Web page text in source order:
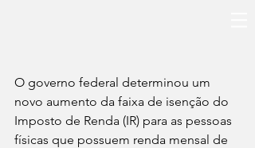
O governo federal determinou um
novo aumento da faixa de isenção do
Imposto de Renda (IR) para as pessoas
físicas que possuem renda mensal de